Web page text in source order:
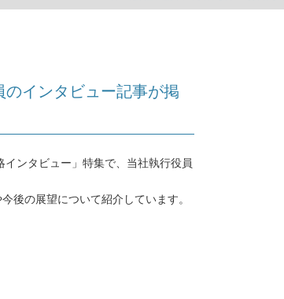
インタビュー記事が掲
ンタビュー」特集で、当社執行役員
後の展望について紹介しています。